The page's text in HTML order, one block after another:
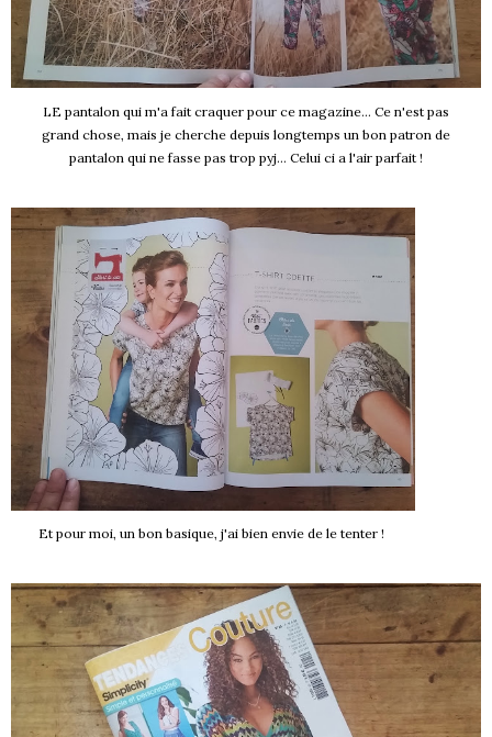
LE pantalon qui m'a fait craquer pour ce magazine... Ce n'est pas
grand chose, mais je cherche depuis longtemps un bon patron de
pantalon qui ne fasse pas trop pyj... Celui ci a l'air parfait !
Et pour moi, un bon basique, j'ai bien envie de le tenter !